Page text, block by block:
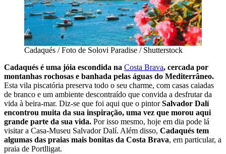
Cadaqués / Foto de Solovi Paradise / Shutterstock
Cadaqués é uma jóia escondida na Costa Brava, cercada por
montanhas rochosas e banhada pelas águas do Mediterrâneo.
Esta vila piscatória preserva todo o seu charme, com casas caiadas
de branco e um ambiente descontraído que convida a desfrutar da
vida à beira-mar. Diz-se que foi aqui que o pintorSalvador Dalí
encontrou muita da sua inspiração, uma vez que morou aqui
grande parte da sua vida. Por isso mesmo, hoje em dia pode lá
visitar a Casa-Museu Salvador Dalí. Além disso, Cadaqués tem
algumas das praias mais bonitas da Costa Brava, em particular, a
praia de Portlligat.